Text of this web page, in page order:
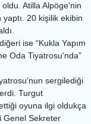
Atilla Alpöge'nin
yaptı. 20 kişilik ekibin
ise “Kukla Yapım
Oda Tiyatrosu'nda”
sergilediği
Turgut
oyuna ilgi oldukça
Genel Sekreter